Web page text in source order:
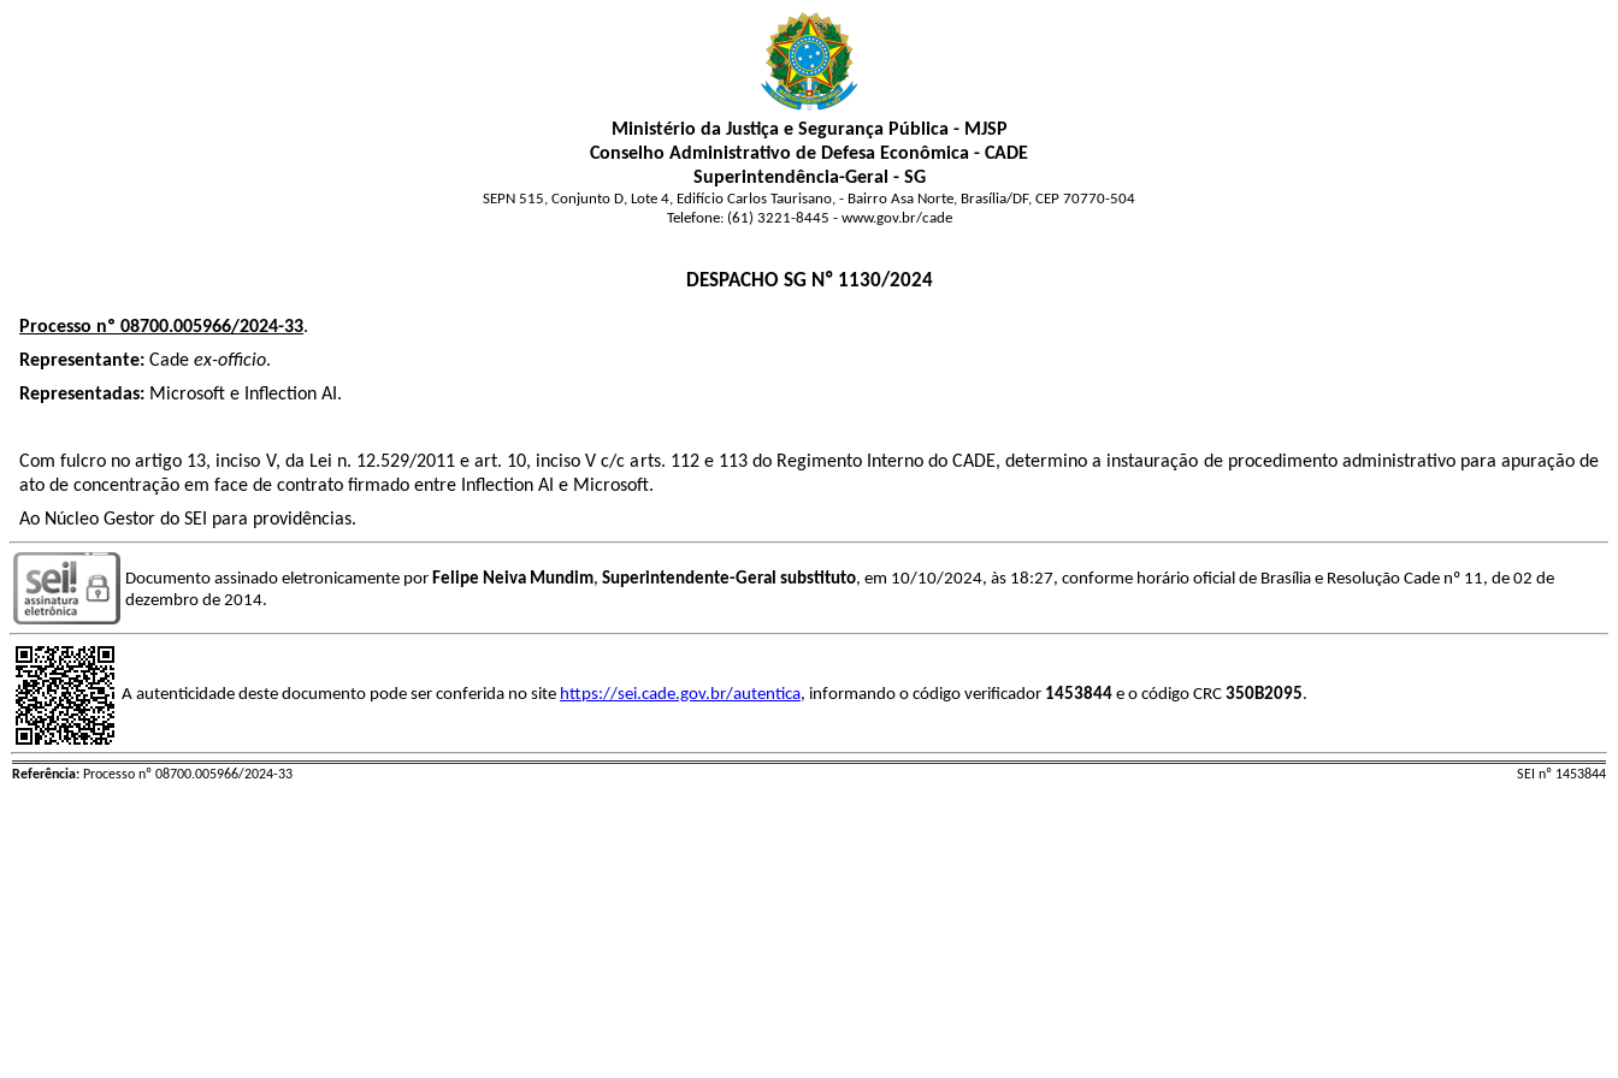
Ministério da Justiça e Segurança Pública - MJSP
Conselho Administrativo de Defesa Econômica - CADE
Superintendência-Geral - SG
SEPN 515, Conjunto D, Lote 4, Edifício Carlos Taurisano, - Bairro Asa Norte, Brasília/DF, CEP 70770-504
Telefone: (61) 3221-8445 - www.gov.br/cade
DESPACHO SG Nº 1130/2024
Processo nº 08700.005966/2024-33.
Representante: Cade ex-officio.
Representadas: Microsoft e Inflection AI.
Com fulcro no artigo 13, inciso V, da Lei n. 12.529/2011 e art. 10, inciso V c/c arts. 112 e 113 do Regimento Interno do CADE, determino a instauração de procedimento administrativo para apuração de
ato de concentração em face de contrato firmado entre Inflection AI e Microsoft.
Ao Núcleo Gestor do SEI para providências.
Documento assinado eletronicamente por Felipe Neiva Mundim, Superintendente-Geral substituto, em 10/10/2024, às 18:27, conforme horário oficial de Brasília e Resolução Cade nº 11, de 02 de
dezembro de 2014.
A autenticidade deste documento pode ser conferida no site https://sei.cade.gov.br/autentica, informando o código verificador 1453844 e o código CRC 350B2095.
Referência: Processo nº 08700.005966/2024-33 SEI nº 1453844